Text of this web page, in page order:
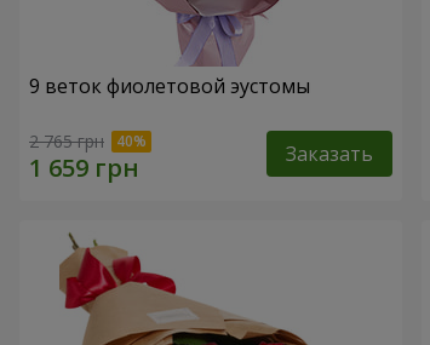
9 веток фиолетовой эустомы
2 765 грн Заказать